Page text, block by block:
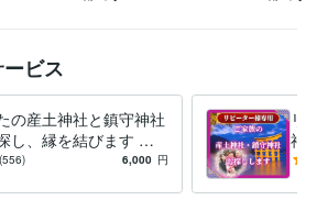
ビス
の産土神社と鎮守神社
し、縁を結びます お
先祖様と産土神様に感
(556) 6,000 円
リ
神社
お盆